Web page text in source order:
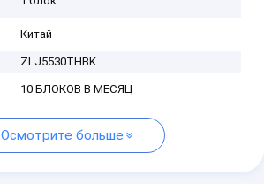
Китай
ZLJ5530THBK
10 БЛОКОВ В МЕСЯЦ
Осмотрите больше